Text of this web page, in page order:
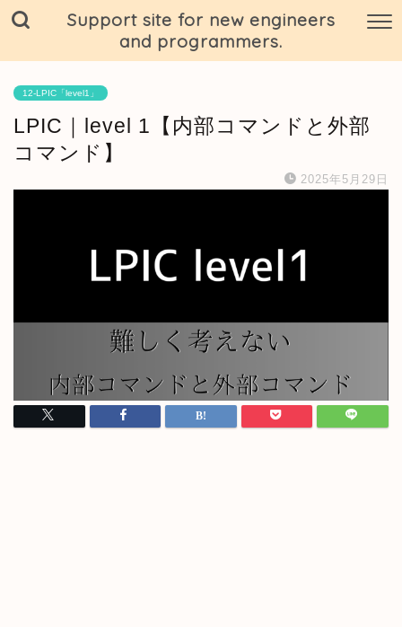
Support site for new engineers
and programmers.
12-LPIC「level1」
LPIC｜level 1【内部コマンドと外部
コマンド】
2025年5月29日